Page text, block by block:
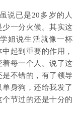
说已是20多岁的人
一分火候。其实这
姐说生活就像一杯
起到重要的作用，
每一个人。说了这
不错的，有了领导
身狗，还给我发了
节过的还是十分的